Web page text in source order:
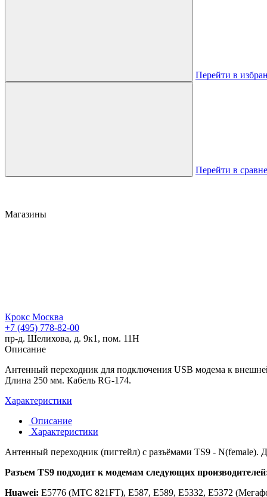
Перейти в
Перейти в
Магазины
Крокс Москва
+7 (495) 778-82-00
пр-д. Шелихова, д. 9к1, пом. 11Н
Описание
Антенный переходник для подключения USB модема к
Длина 250 мм. Кабель RG-174.
Характеристики
Описание
Характеристики
Антенный переходник (пигтейл) с разъёмами TS9 - N(female).
Разъем TS9 подходит к модемам следующих
Huawei: E5776 (МТС 821FT), E587, E589, E5332, E5372